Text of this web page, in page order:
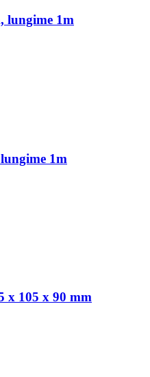
lungime 1m
1m
x 105 x 90 mm